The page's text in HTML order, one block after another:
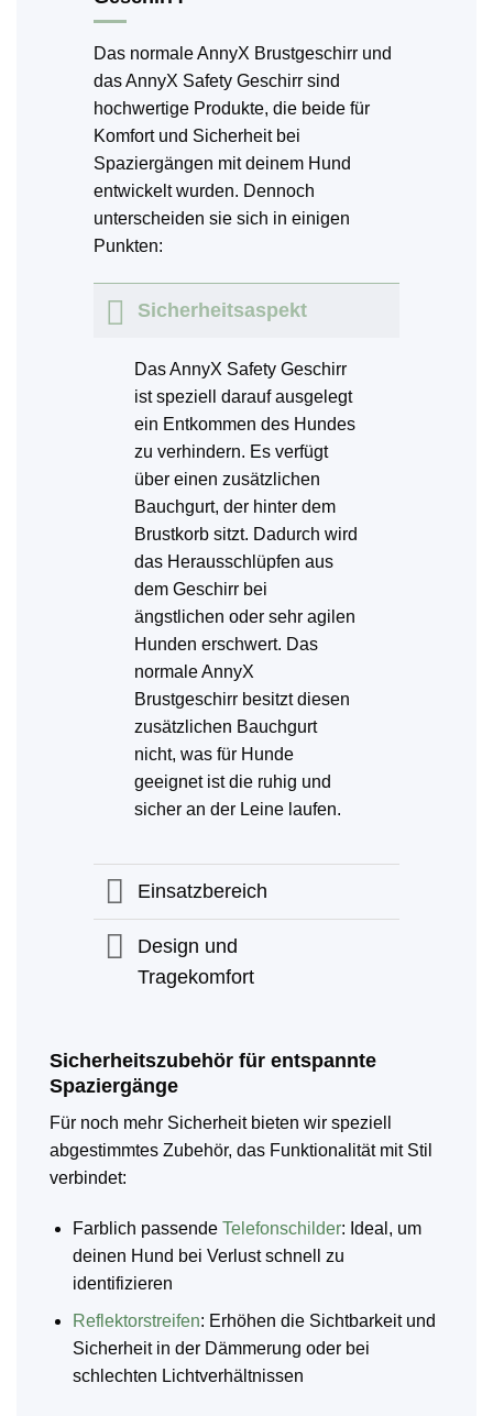
Das normale AnnyX Brustgeschirr und
das AnnyX Safety Geschirr sind
hochwertige Produkte, die beide für
Komfort und Sicherheit bei
Spaziergängen mit deinem Hund
entwickelt wurden. Dennoch
unterscheiden sie sich in einigen
Punkten:
Sicherheitsaspekt
Das AnnyX Safety Geschirr
ist speziell darauf ausgelegt
ein Entkommen des Hundes
zu verhindern. Es verfügt
über einen zusätzlichen
Bauchgurt, der hinter dem
Brustkorb sitzt. Dadurch wird
das Herausschlüpfen aus
dem Geschirr bei
ängstlichen oder sehr agilen
Hunden erschwert. Das
normale AnnyX
Brustgeschirr besitzt diesen
zusätzlichen Bauchgurt
nicht, was für Hunde
geeignet ist die ruhig und
sicher an der Leine laufen.
Einsatzbereich
Design und
Tragekomfort
Sicherheitszubehör für entspannte
Spaziergänge
Für noch mehr Sicherheit bieten wir speziell
abgestimmtes Zubehör, das Funktionalität mit Stil
verbindet:
Farblich passende Telefonschilder: Ideal, um
deinen Hund bei Verlust schnell zu
identifizieren
Reflektorstreifen: Erhöhen die Sichtbarkeit und
Sicherheit in der Dämmerung oder bei
schlechten Lichtverhältnissen